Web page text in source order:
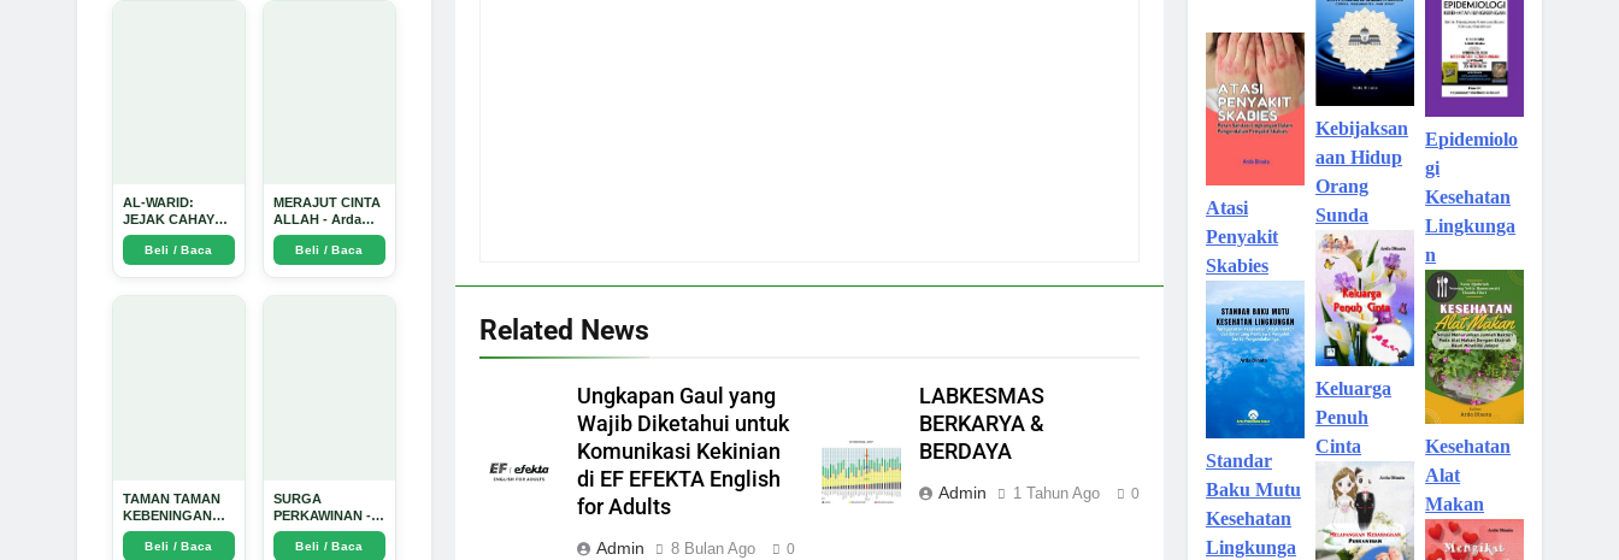
AL-WARID:
JEJAK CAHAYA
DI ANTARA DUA
ZAMAN - Arda
Dinata
Beli / Baca
MERAJUT CINTA
ALLAH - Arda
Dinata
Beli / Baca
TAMAN TAMAN
KEBENINGAN
HATI - Arda
DinataBeli / Baca
SURGA
PERKAWINAN -
Arda Dinata
Beli / Baca
Related News
Ungkapan Gaul yang
Wajib Diketahui untuk
Komunikasi Kekinian
di EF EFEKTA English
for Adults
Admin 8 Bulan Ago 0
LABKESMAS
BERKARYA &
BERDAYA
Admin 1 Tahun Ago 0
Atasi
Penyakit
Skabies
Standar
Baku Mutu
Kesehatan
Lingkunga
Kebijaksan
aan Hidup
Orang
Sunda
Keluarga
Penuh
Cinta
Epidemiolo
gi
Kesehatan
Lingkunga
n
Kesehatan
Alat
Makan